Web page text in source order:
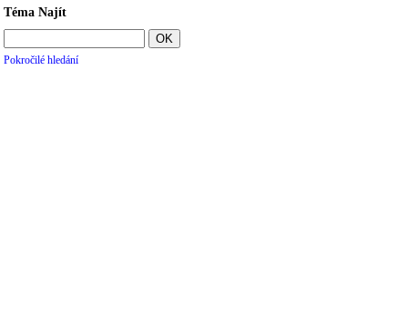
Téma Najít
Pokročilé hledání